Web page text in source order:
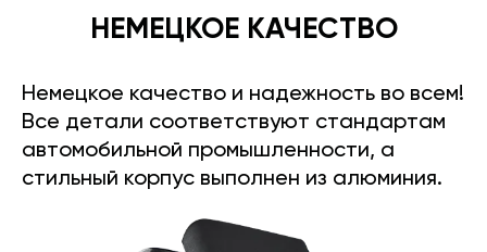
НЕМЕЦКОЕ КАЧЕСТВО
Немецкое качество и надежность во всем!
Все детали соответствуют стандартам
автомобильной промышленности, а
стильный корпус выполнен из алюминия.